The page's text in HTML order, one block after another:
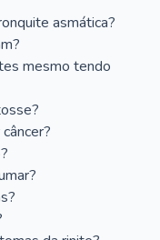
asmática?
mesmo tendo